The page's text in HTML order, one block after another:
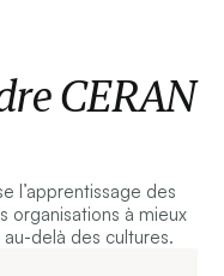
CERAN
l’apprentissage des
organisations à mieux
delà des cultures.